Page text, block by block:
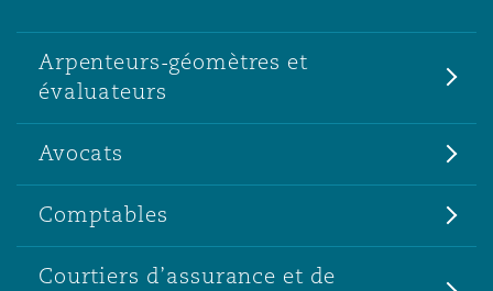
Arpenteurs-géomètres et
évaluateurs
Avocats
Comptables
Courtiers d’assurance et de